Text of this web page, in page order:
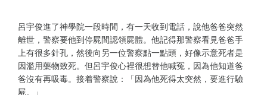
呂宇俊進了神學院一段時間，有一天收到電話，說他爸爸突然
離世，警察要他到停屍間認領屍體。他記得那警察看見爸爸手
上有很多針孔，然後向另一位警察點一點頭，好像示意死者是
因濫用藥物致死。但呂宇俊心裡很想替他喊冤，因為他知道爸
爸沒有再吸毒。接着警察說：「因為他死得太突然，要進行驗
屍。」